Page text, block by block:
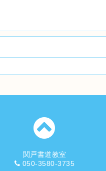
関戸書道教室
050-3580-3735